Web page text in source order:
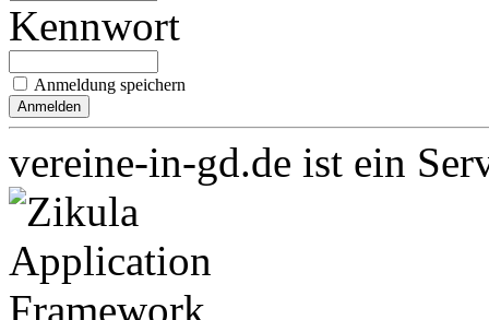
Kennwort
Anmeldung speichern
vereine-in-gd.de ist ein